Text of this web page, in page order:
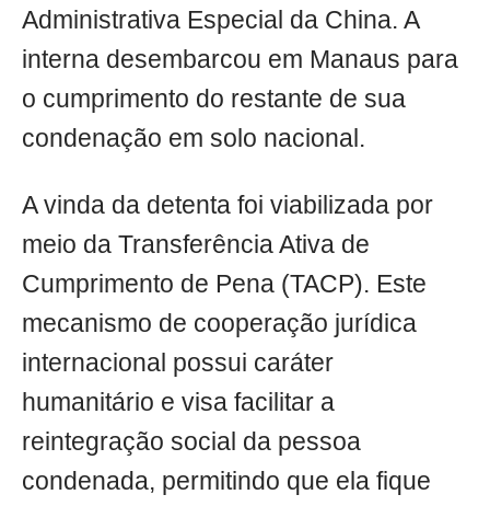
Administrativa Especial da China. A
interna desembarcou em Manaus para
o cumprimento do restante de sua
condenação em solo nacional.
A vinda da detenta foi viabilizada por
meio da Transferência Ativa de
Cumprimento de Pena (TACP). Este
mecanismo de cooperação jurídica
internacional possui caráter
humanitário e visa facilitar a
reintegração social da pessoa
condenada, permitindo que ela fique